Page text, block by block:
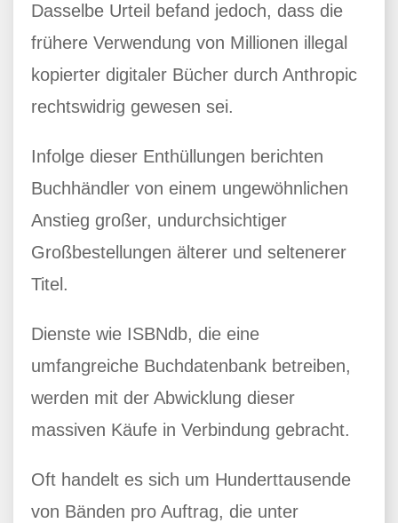
Dasselbe Urteil befand jedoch, dass die
frühere Verwendung von Millionen illegal
kopierter digitaler Bücher durch Anthropic
rechtswidrig gewesen sei.
Infolge dieser Enthüllungen berichten
Buchhändler von einem ungewöhnlichen
Anstieg großer, undurchsichtiger
Großbestellungen älterer und seltenerer
Titel.
Dienste wie ISBNdb, die eine
umfangreiche Buchdatenbank betreiben,
werden mit der Abwicklung dieser
massiven Käufe in Verbindung gebracht.
Oft handelt es sich um Hunderttausende
von Bänden pro Auftrag, die unter